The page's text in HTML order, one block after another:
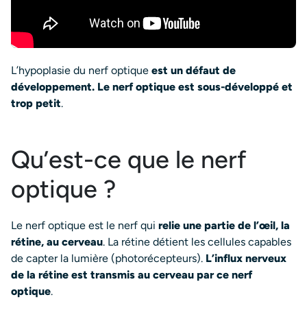
L’hypoplasie du nerf optique est un défaut de
développement. Le nerf optique est sous-développé et
trop petit.
Qu’est-ce que le nerf
optique ?
Le nerf optique est le nerf qui relie une partie de l’œil, la
rétine, au cerveau. La rétine détient les cellules capables
de capter la lumière (photorécepteurs). L’influx nerveux
de la rétine est transmis au cerveau par ce nerf
optique.